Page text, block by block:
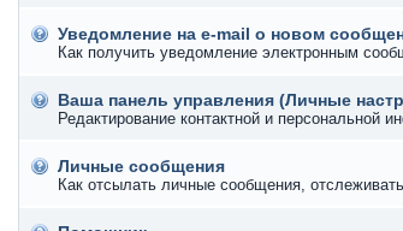
Уведомление на е-mail о новом
Как получить уведомление электронным
Ваша панель управления (Личные
Редактирование контактной и персональной
Личные сообщения
Как отсылать личные сообщения,